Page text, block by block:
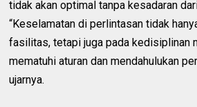
tidak akan optimal tanpa kesadaran
“Keselamatan di perlintasan tidak
fasilitas, tetapi juga pada kedisiplinan
mematuhi aturan dan mendahulukan
ujarnya.